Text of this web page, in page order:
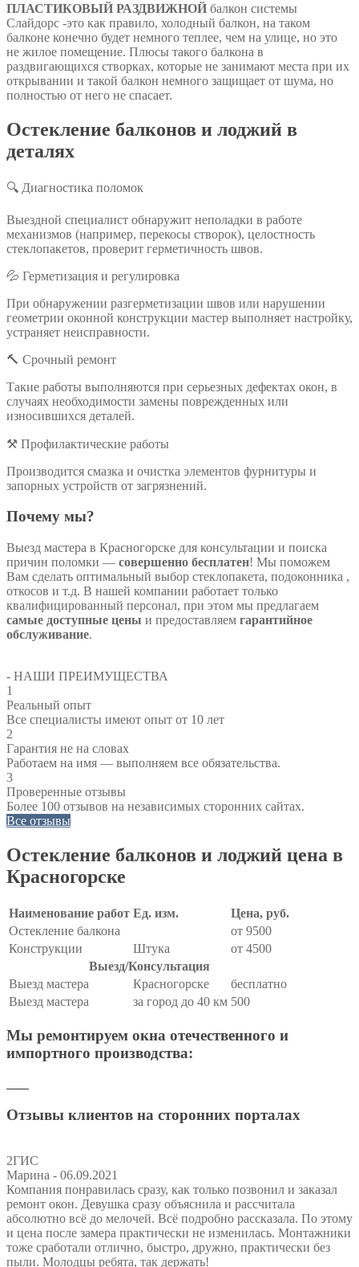
ПЛАСТИКОВЫЙ РАЗДВИЖНОЙ балкон системы
Слайдорс -это как правило, холодный балкон, на таком
балконе конечно будет немного теплее, чем на улице, но это
не жилое помещение. Плюсы такого балкона в
раздвигающихся створках, которые не занимают места при их
открывании и такой балкон немного защищает от шума, но
полностью от него не спасает.
Остекление балконов и лоджий в
деталях
🔍 Диагностика поломок
Выездной специалист обнаружит неполадки в работе
механизмов (например, перекосы створок), целостность
стеклопакетов, проверит герметичность швов.
💦 Герметизация и регулировка
При обнаружении разгерметизации швов или нарушении
геометрии оконной конструкции мастер выполняет настройку,
устраняет неисправности.
🔨 Срочный ремонт
Такие работы выполняются при серьезных дефектах окон, в
случаях необходимости замены поврежденных или
износившихся деталей.
⚒️ Профилактические работы
Производится смазка и очистка элементов фурнитуры и
запорных устройств от загрязнений.
Почему мы?
Выезд мастера в Красногорске для консультации и поиска
причин поломки — совершенно бесплатен! Мы поможем
Вам сделать оптимальный выбор стеклопакета, подоконника ,
откосов и т.д. В нашей компании работает только
квалифицированный персонал, при этом мы предлагаем
самые доступные цены и предоставляем гарантийное
обслуживание.
- НАШИ ПРЕИМУЩЕСТВА
1
Реальный опыт
Все специалисты имеют опыт от 10 лет
2
Гарантия не на словах
Работаем на имя — выполняем все обязательства.
3
Проверенные отзывы
Более 100 отзывов на независимых сторонних сайтах.
Все отзывы
Остекление балконов и лоджий цена в
Красногорске
Наименование работ Ед. изм.
Цена, руб.
Остекление балкона
от 9500
Конструкции
Штука
от 4500
Выезд/Консультация
Выезд мастера
Красногорске
бесплатно
Выезд мастера
за город до 40 км 500
Мы ремонтируем окна отечественного и
импортного производства:
Отзывы клиентов на сторонних порталах
2ГИС
Марина - 06.09.2021
Компания понравилась сразу, как только позвонил и заказал
ремонт окон. Девушка сразу объяснила и рассчитала
абсолютно всё до мелочей. Всё подробно рассказала. По этому
и цена после замера практически не изменилась. Монтажники
тоже сработали отлично, быстро, дружно, практически без
пыли. Молодцы ребята, так держать!